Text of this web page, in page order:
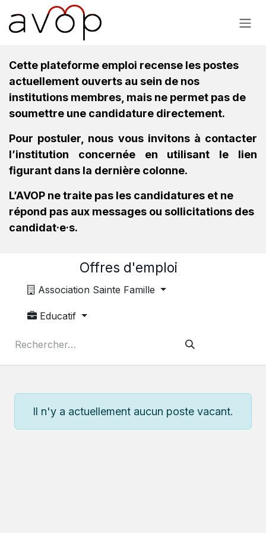
Se rendre au contenu
Cette plateforme emploi recense les postes
actuellement ouverts au sein de nos
institutions membres, mais ne permet pas de
soumettre une candidature directement.
Pour postuler, nous vous invitons à contacter
l’institution concernée en utilisant le lien
figurant dans la dernière colonne.
L’AVOP ne traite pas les candidatures et ne
répond pas aux messages ou sollicitations des
candidat·e·s.
Offres d'emploi
Association Sainte Famille
Educatif
Il n'y a actuellement aucun poste vacant.